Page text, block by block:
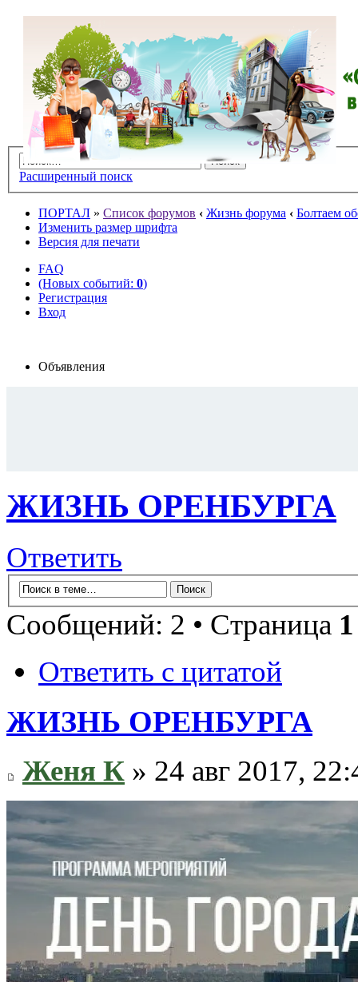
Расширенный поиск
ПОРТАЛ » Список форумов ‹ Жизнь форума ‹ Болтаем
Изменить размер шрифта
Версия для печати
FAQ
(Новых событий: 0)
Регистрация
Вход
Объявления
ЖИЗНЬ ОРЕНБУРГА
Ответить
Сообщений: 2 • Страница 1
Ответить с цитатой
ЖИЗНЬ ОРЕНБУРГА
Женя К » 24 авг 2017,